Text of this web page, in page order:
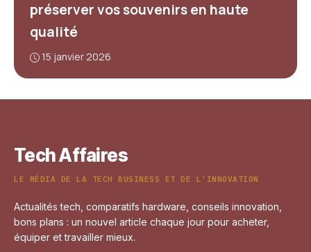
préserver vos souvenirs en haute
qualité
15 janvier 2026
Tech Affaires
LE MÉDIA DE LA TECH BUSINESS ET DE L'INNOVATION
Actualités tech, comparatifs hardware, conseils innovation,
bons plans : un nouvel article chaque jour pour acheter,
équiper et travailler mieux.